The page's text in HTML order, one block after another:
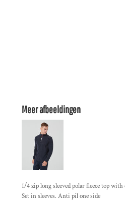
Meer afbeeldingen
1/4 zip long sleeved polar fleece top
Set in sleeves. Anti pil one side